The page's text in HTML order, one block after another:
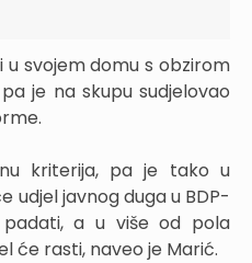
u svojem domu s obzirom
je na skupu sudjelovao
kriterija, pa je tako u
udjel javnog duga u BDP-
a u više od pola
će rasti, naveo je Marić.